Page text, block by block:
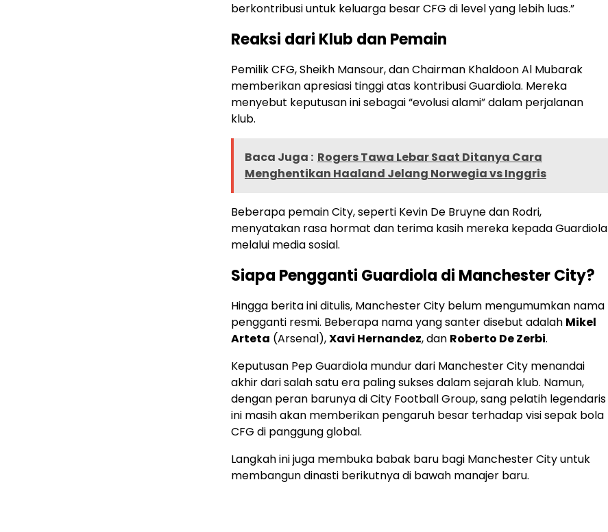
berkontribusi untuk keluarga besar CFG di level yang lebih luas.”
Reaksi dari Klub dan Pemain
Pemilik CFG, Sheikh Mansour, dan Chairman Khaldoon Al Mubarak
memberikan apresiasi tinggi atas kontribusi Guardiola. Mereka
menyebut keputusan ini sebagai “evolusi alami” dalam perjalanan
klub.
Baca Juga : Rogers Tawa Lebar Saat Ditanya Cara
Menghentikan Haaland Jelang Norwegia vs Inggris
Beberapa pemain City, seperti Kevin De Bruyne dan Rodri,
menyatakan rasa hormat dan terima kasih mereka kepada Guardiola
melalui media sosial.
Siapa Pengganti Guardiola di Manchester City?
Hingga berita ini ditulis, Manchester City belum mengumumkan nama
pengganti resmi. Beberapa nama yang santer disebut adalah Mikel
Arteta (Arsenal),Xavi Hernandez, dan Roberto De Zerbi.
Keputusan Pep Guardiola mundur dari Manchester City menandai
akhir dari salah satu era paling sukses dalam sejarah klub. Namun,
dengan peran barunya di City Football Group, sang pelatih legendaris
ini masih akan memberikan pengaruh besar terhadap visi sepak bola
CFG di panggung global.
Langkah ini juga membuka babak baru bagi Manchester City untuk
membangun dinasti berikutnya di bawah manajer baru.